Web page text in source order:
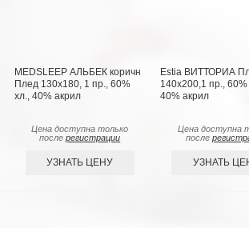
MEDSLEEP АЛЬБЕК коричн
Плед 130x180, 1 пр., 60%
хл., 40% акрил
Цена доступна только
послерегистрации
УЗНАТЬ ЦЕНУ
Estia ВИТТОРИА
140х200,1 пр., 60%
40% акрил
Цена доступна
после
УЗНАТЬ